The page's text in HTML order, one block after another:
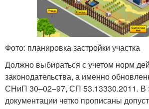
Фото: планировка застройки участка
Должно выбираться с учетом норм
законодательства, а именно
СНиП 30‒02‒97, СП 53.13330.2011. В
документации четко прописаны